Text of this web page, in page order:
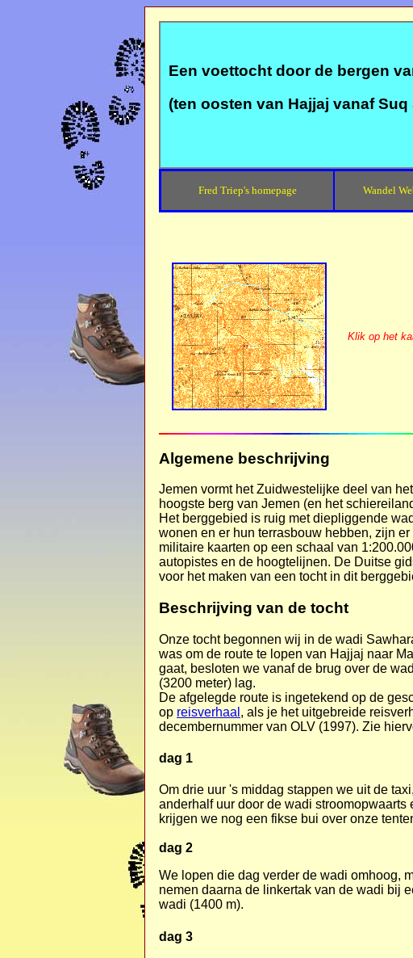
Een voettocht door de bergen
(ten oosten van Hajjaj vanaf
Fred Triep's homepage Wandel
Klik op het
Algemene beschrijving
Jemen vormt het Zuidwestelijke deel van
hoogste berg van Jemen (en het
Het berggebied is ruig met diepliggende
wonen en er hun terrasbouw hebben, zijn
militaire kaarten op een schaal van
autopistes en de hoogtelijnen. De Duitse
voor het maken van een tocht in dit
Beschrijving van de tocht
Onze tocht begonnen wij in de wadi
was om de route te lopen van Hajjaj naar
gaat, besloten we vanaf de brug over de
(3200 meter) lag.
De afgelegde route is ingetekend op de
op reisverhaal , als je het uitgebreide
decembernummer van OLV (1997). Zie
dag 1
Om drie uur 's middag stappen we uit de
anderhalf uur door de wadi
krijgen we nog een fikse bui over onze
dag 2
We lopen die dag verder de wadi omhoog,
nemen daarna de linkertak van de wadi bij
wadi (1400 m).
dag 3